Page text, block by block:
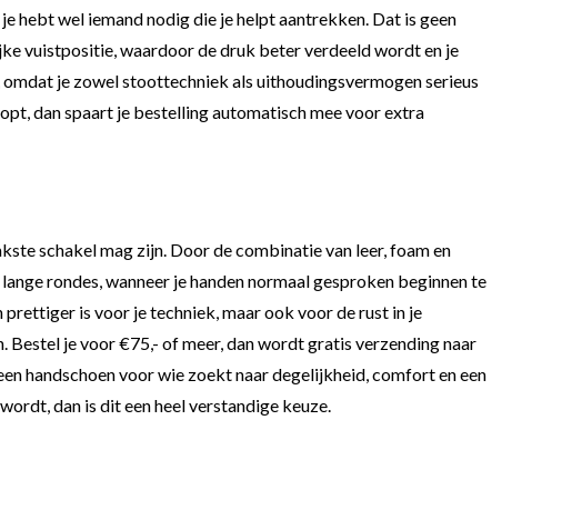
hebt wel iemand nodig die je helpt aantrekken. Dat is geen
vuistpositie, waardoor de druk beter verdeeld wordt en je
je zowel stoottechniek als uithoudingsvermogen serieus
dan spaart je bestelling automatisch mee voor extra
schakel mag zijn. Door de combinatie van leer, foam en
rondes, wanneer je handen normaal gesproken beginnen te
is voor je techniek, maar ook voor de rust in je
Bestel je voor €75,- of meer, dan wordt gratis verzending naar
handschoen voor wie zoekt naar degelijkheid, comfort en een
dan is dit een heel verstandige keuze.